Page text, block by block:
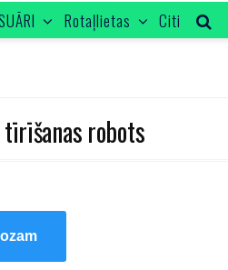
Rotaļlietas Citi
robots